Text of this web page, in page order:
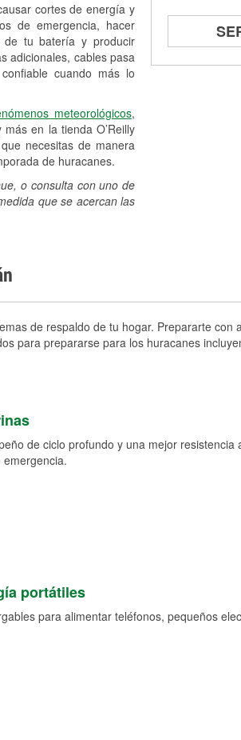
cortes de energía y
de emergencia, hacer
de tu batería y producir
adicionales, cables pasa
cuando más lo
meteorológicos,
en la tienda O’Reilly
necesitas de manera
de huracanes.
o consulta con uno de
que se acercan las
de respaldo de tu hogar. Prepararte con
para prepararse para los huracanes
de ciclo profundo y una mejor
portátiles
para alimentar teléfonos, pequeños